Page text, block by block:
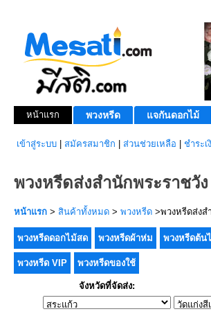
หน้าแรก พวงหรีด แจกันดอกไม้
เข้าสู่ระบบ สมัครสมาชิก ส่วนช่วยเหลือ ชำระเ
พวงหรีดส่งสำนักพระราชวัง
หน้าแรก > สินค้าทั้งหมด > พวงหรีด >พวงหรีดส่งส
พวงหรีดดอกไม้สด พวงหรีดผ้าห่ม พวงหรีดต้น
พวงหรีด VIP พวงหรีดของใช้
จังหวัดที่จัดส่ง: